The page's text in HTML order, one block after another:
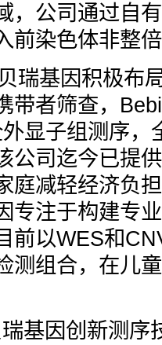
，公司通过自
前染色体非整
瑞基因积极布
带者筛查，
显子组测序，
公司迄今已提
庭减轻经济负
专注于构建专
前以WES和
测组合，在儿